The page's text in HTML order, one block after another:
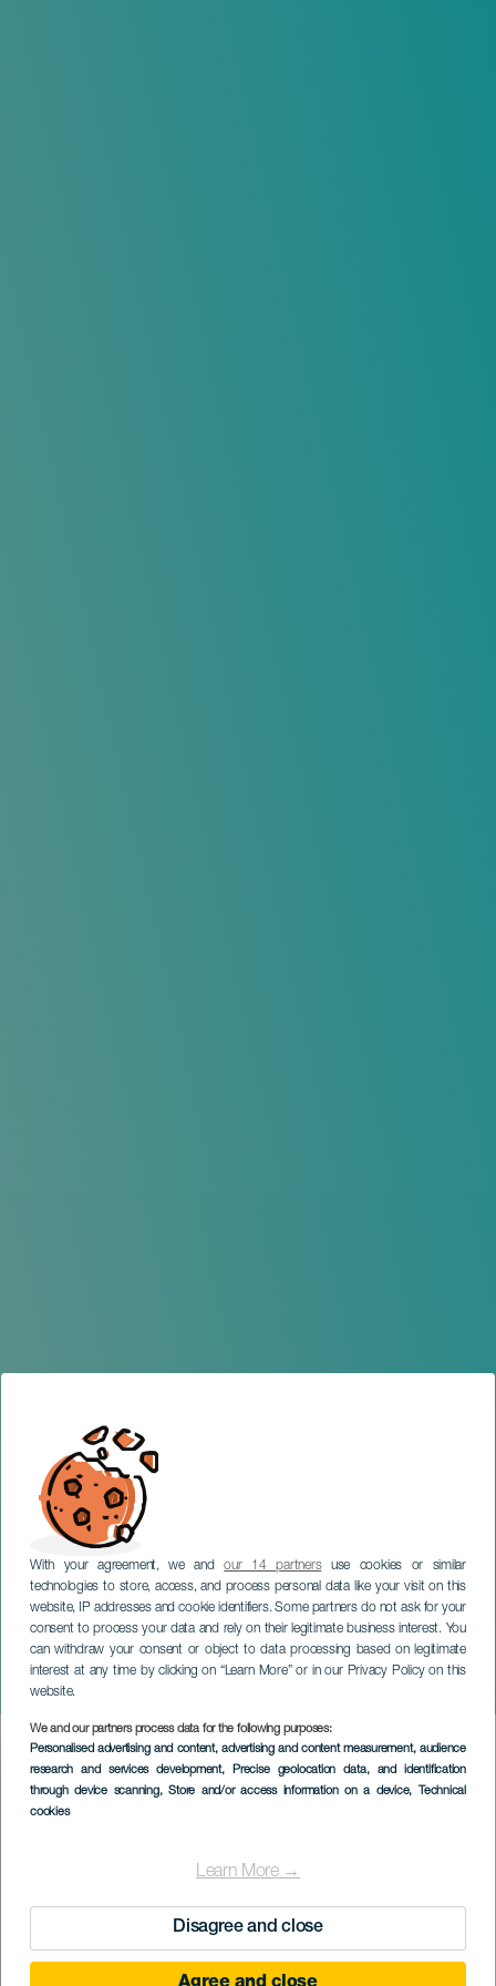
With your agreement, we andour 14 partnersuse cookies or similar
technologies to store, access, and process personal data like your visit on this
website, IP addresses and cookie identifiers. Some partners do not ask for your
consent to process your data and rely on their legitimate business interest. You
can withdraw your consent or object to data processing based on legitimate
interest at any time by clicking on “Learn More” or in our Privacy Policy on this
website.
We and our partners process data for the following purposes:
Personalised advertising and content, advertising and content measurement, audience
research and services development, Precise geolocation data, and identification
through device scanning, Store and/or access information on a device, Technical
cookies
Learn More →
Disagree and close
Taburiente: 50 anni e oltre
TENERIFE
Imagen
Listado